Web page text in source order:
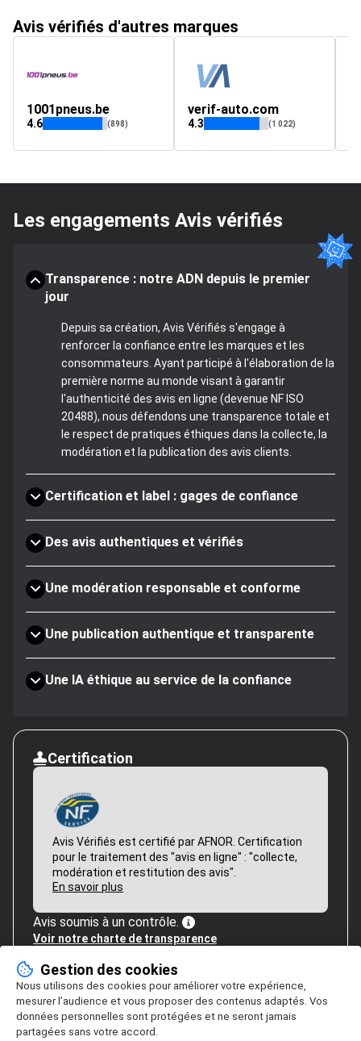
Avis vérifiés d'autres marques
1001pneus.be
4.6 (898)
verif-auto.com
4.3 (1 022)
Les engagements Avis vérifiés
Transparence : notre ADN depuis le premier
jour
Depuis sa création, Avis Vérifiés s'engage à
renforcer la confiance entre les marques et les
consommateurs. Ayant participé à l'élaboration de la
première norme au monde visant à garantir
l'authenticité des avis en ligne (devenue NF ISO
20488), nous défendons une transparence totale et
le respect de pratiques éthiques dans la collecte, la
modération et la publication des avis clients.
Certification et label : gages de confiance
Des avis authentiques et vérifiés
Une modération responsable et conforme
Une publication authentique et transparente
Une IA éthique au service de la confiance
Certification
Avis Vérifiés est certifié par AFNOR. Certification
pour le traitement des "avis en ligne" : "collecte,
modération et restitution des avis".
En savoir plus
Avis soumis à un contrôle.
Voir notre charte de transparence
Gestion des cookies
Nous utilisons des cookies pour améliorer votre expérience,
mesurer l’audience et vous proposer des contenus adaptés. Vos
données personnelles sont protégées et ne seront jamais
partagées sans votre accord.